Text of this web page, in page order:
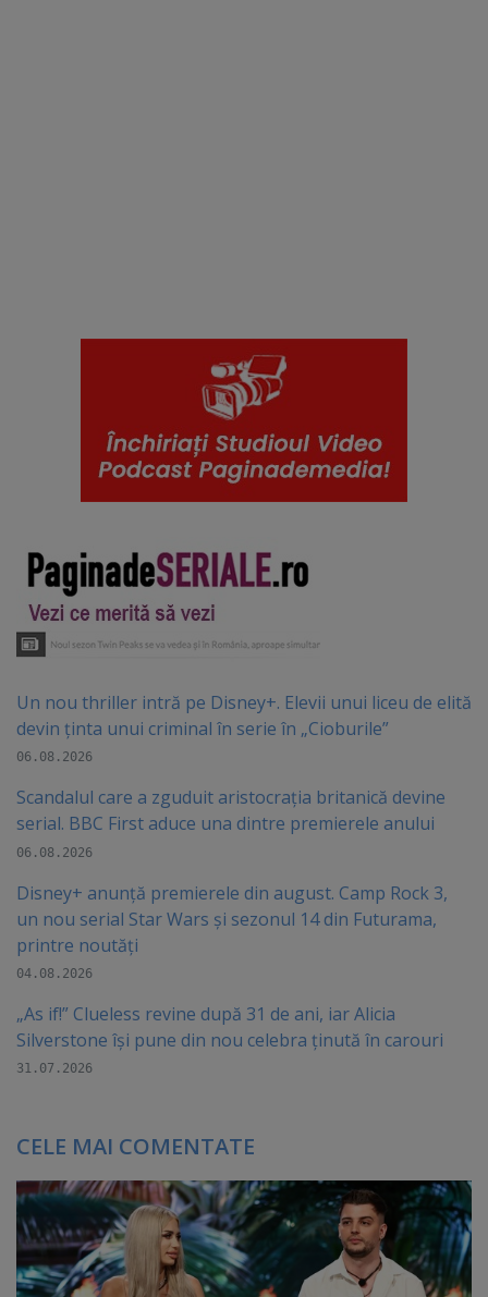
Un nou thriller intră pe Disney+. Elevii unui liceu de elită
devin ținta unui criminal în serie în „Cioburile”
06.08.2026
Scandalul care a zguduit aristocrația britanică devine
serial. BBC First aduce una dintre premierele anului
06.08.2026
Disney+ anunță premierele din august. Camp Rock 3,
un nou serial Star Wars și sezonul 14 din Futurama,
printre noutăți
04.08.2026
„As if!” Clueless revine după 31 de ani, iar Alicia
Silverstone își pune din nou celebra ținută în carouri
31.07.2026
CELE MAI COMENTATE